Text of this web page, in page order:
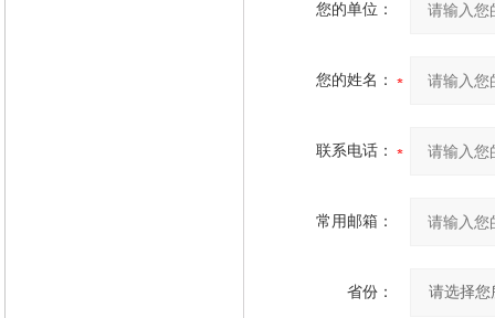
您的单位：
您的姓名：
联系电话：
常用邮箱：
省份：